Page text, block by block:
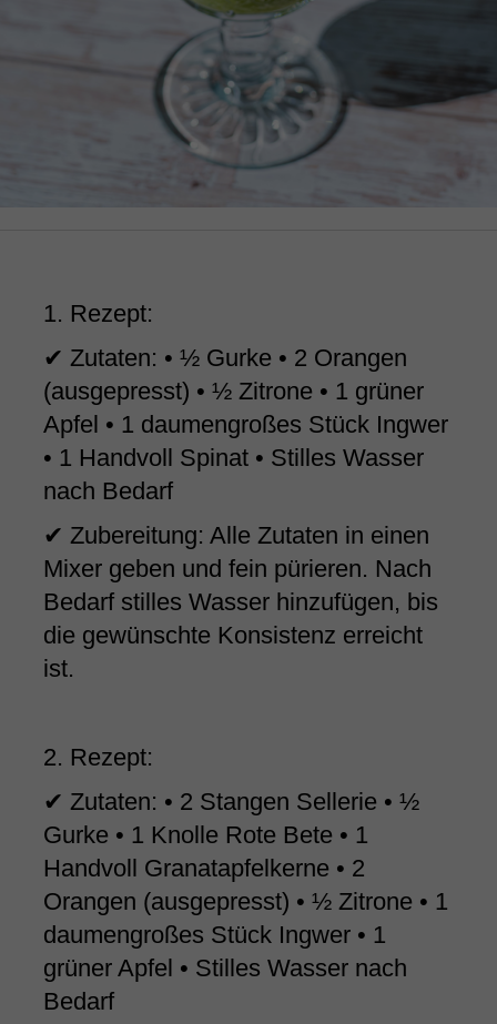
1. Rezept:
✔ Zutaten: • ½ Gurke • 2 Orangen
(ausgepresst) • ½ Zitrone • 1 grüner
Apfel • 1 daumengroßes Stück Ingwer
• 1 Handvoll Spinat • Stilles Wasser
nach Bedarf
✔ Zubereitung: Alle Zutaten in einen
Mixer geben und fein pürieren. Nach
Bedarf stilles Wasser hinzufügen, bis
die gewünschte Konsistenz erreicht
ist.
2. Rezept:
✔ Zutaten: • 2 Stangen Sellerie • ½
Gurke • 1 Knolle Rote Bete • 1
Handvoll Granatapfelkerne • 2
Orangen (ausgepresst) • ½ Zitrone • 1
daumengroßes Stück Ingwer • 1
grüner Apfel • Stilles Wasser nach
Bedarf